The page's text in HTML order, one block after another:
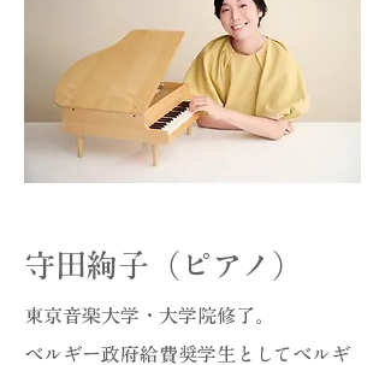
守田絢子（ピアノ）
東京音楽大学・大学院修了。​
ベルギー政府給費奨学生としてベルギ